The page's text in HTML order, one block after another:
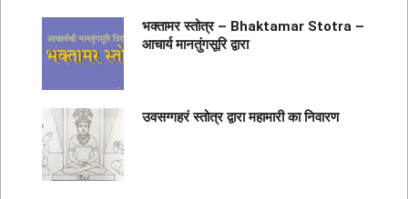
भक्तामर स्तोत्र – Bhaktamar Stotra –
आचार्य मानतुंगसूरि द्वारा
उवसग्गहरं स्तोत्र द्वारा महामारी का निवारण